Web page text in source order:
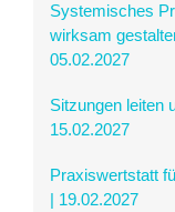
Systemisches
wirksam
05.02.2027
Sitzungen leiten
15.02.2027
Praxiswertstatt
| 19.02.2027